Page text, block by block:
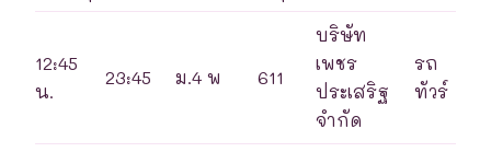
12:45
น.
23:45 ม.4 พ 611
บริษัท
เพชร
ประเสริฐ
จำกัด
รถ
ทัวร์